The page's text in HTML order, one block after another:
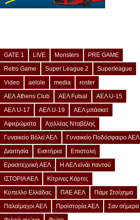
GATE 1 LIVE Monsters
PRE GAME
Retro Game
Super League 2
Superleague
Video
aelole media
roster
ΑΕΛ Athens Club
ΑΕΛ Futsal
ΑΕΛ U-15
ΑΕΛ U-17
ΑΕΛ U-19
ΑΕΛ μπάσκετ
Αφιερώματα
Αχιλλέας Νταβέλης
Γυναικείο Βόλεϊ ΑΕΛ
Γυναικείο Ποδόσφαιρο ΑΕΛ
Διαιτησία
Εισιτήρια
Επιστολή
Ερασιτεχνική ΑΕΛ
Η ΑΕΛ είναι παντού
ΙΣΤΟΡΙΑ ΑΕΛ
Κίτρινες Κάρτες
Κύπελλο Ελλάδας
ΠΑΕ ΑΕΛ
Πάμε Στοίχημα
Παλαίμαχοι ΑΕΛ
Προϊστορία ΑΕΛ
Σαν σήμερα